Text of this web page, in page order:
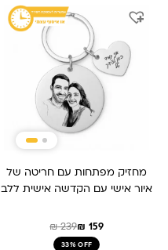
מחזיק מפתחות עם חריטה של
איור אישי עם הקדשה אישית ללב
₪239
המקורי
היה:
₪ 239.
₪ 159
הנוכחי
הוא:
₪ 159.
33% OFF